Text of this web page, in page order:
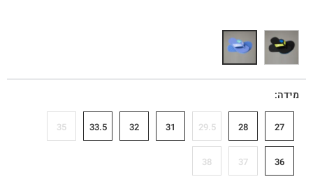
מידה
27
28
29.5
31
32
33.5
35
36
37
38